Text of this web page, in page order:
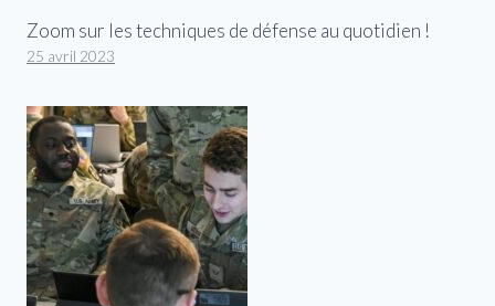
Zoom sur les techniques de défense au quotidien !
25 avril 2023